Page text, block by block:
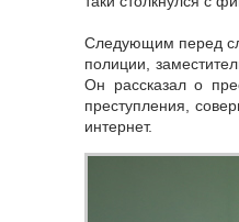
Следующим перед
полиции,
Он рассказал о
преступления,
интернет.